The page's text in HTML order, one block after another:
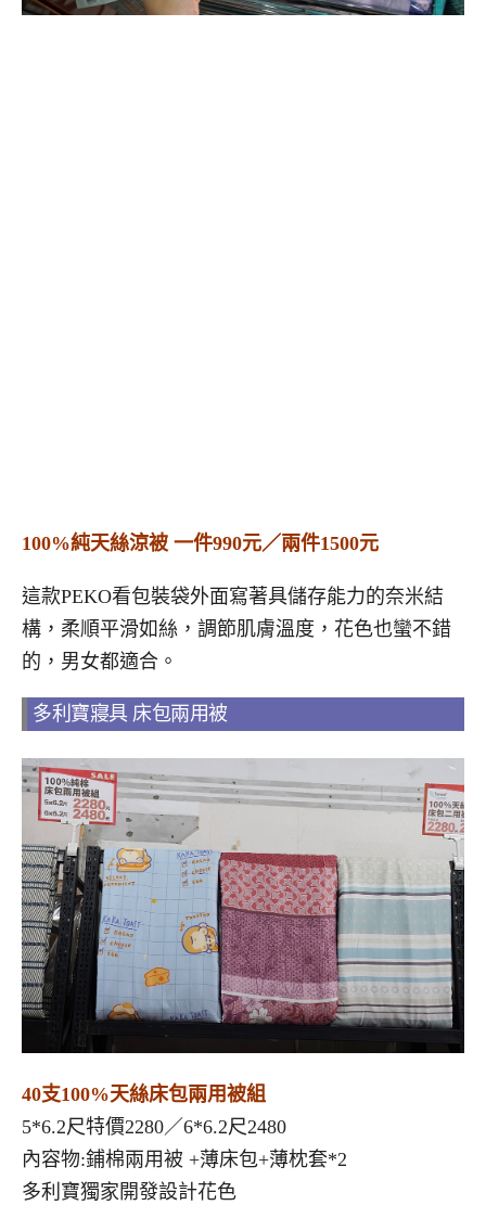
100%純天絲涼被 一件990元／兩件1500元
這款PEKO看包裝袋外面寫著具儲存能力的奈米結
構，柔順平滑如絲，調節肌膚溫度，花色也蠻不錯
的，男女都適合。
多利寶寢具 床包兩用被
40支100%天絲床包兩用被組
5*6.2尺特價2280／6*6.2尺2480
內容物:鋪棉兩用被 +薄床包+薄枕套*2
多利寶獨家開發設計花色